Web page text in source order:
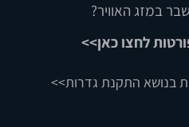
במזג האוויר?
לחצו כאן>>
בנושא התקנת גדרות>>